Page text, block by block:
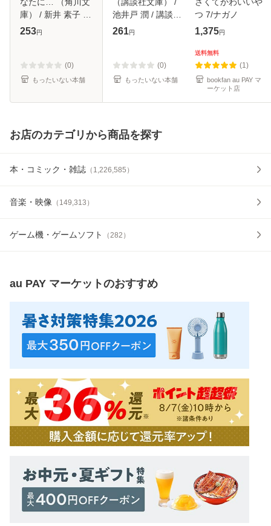
庫） / 新井 素子 /
角川書店 [文庫]
253円
(0)
もったいない本舗
池井戸 潤 / 講談社
[文庫]【メール便送
261円
(0)
もったいない本舗
つ 7/ナガノ
1,375円
送料無料
(1)
bookfan au PAY マ
ーケット店
お店のカテゴリから商品を探す
本・コミック・雑誌 （ 1,226,585 ）
音楽・映像 （ 149,313 ）
ゲーム機・ゲームソフト （282 ）
au PAY マーケットのおすすめ